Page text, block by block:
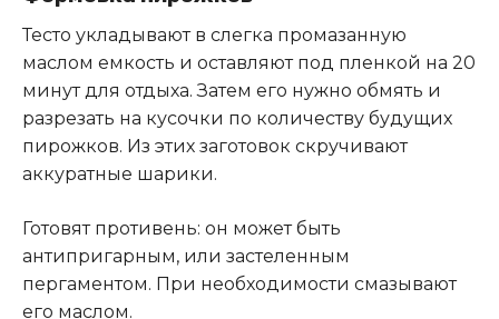
Тесто укладывают в слегка промазанную
маслом емкость и оставляют под пленкой на 20
минут для отдыха. Затем его нужно обмять и
разрезать на кусочки по количеству будущих
пирожков. Из этих заготовок скручивают
аккуратные шарики.
Готовят противень: он может быть
антипригарным, или застеленным
пергаментом. При необходимости смазывают
его маслом.